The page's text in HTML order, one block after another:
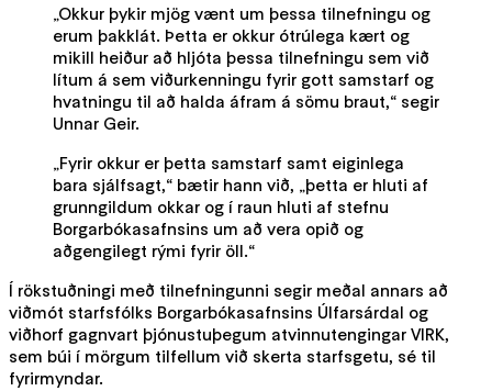
„Okkur þykir mjög vænt um þessa tilnefningu og
erum þakklát. Þetta er okkur ótrúlega kært og
mikill heiður að hljóta þessa tilnefningu sem við
lítum á sem viðurkenningu fyrir gott samstarf og
hvatningu til að halda áfram á sömu braut,“ segir
Unnar Geir.
„Fyrir okkur er þetta samstarf samt eiginlega
bara sjálfsagt,“ bætir hann við, „þetta er hluti af
grunngildum okkar og í raun hluti af stefnu
Borgarbókasafnsins um að vera opið og
aðgengilegt rými fyrir öll.“
Í rökstuðningi með tilnefningunni segir meðal annars að
viðmót starfsfólks Borgarbókasafnsins Úlfarsárdal og
viðhorf gagnvart þjónustuþegum atvinnutengingar VIRK,
sem búi í mörgum tilfellum við skerta starfsgetu, sé til
fyrirmyndar.